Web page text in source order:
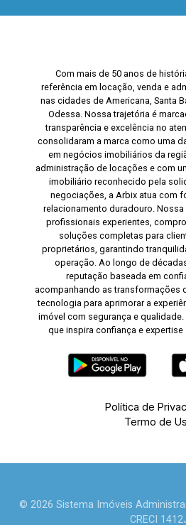
Com mais de 50 anos de
referência em locação, venda e
nas cidades de Americana, Santa
Odessa. Nossa trajetória é
transparência e excelência no
consolidaram a marca como uma
em negócios imobiliários da
administração de locações e com
imobiliário reconhecido pela
negociações, a Arbix atua com
relacionamento duradouro.
profissionais experientes,
soluções completas para
proprietários, garantindo
operação. Ao longo de
reputação baseada em
acompanhando as transformações
tecnologia para aprimorar a
imóvel com segurança e
que inspira confiança e
Política de
Termo de
© 2026 Sistema Imóveis
CRECI